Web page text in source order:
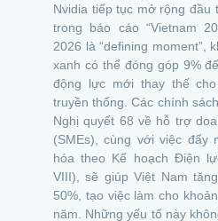
Nvidia tiếp tục mở rộng đầu
trong báo cáo “Vietnam
2026 là “defining moment”,
xanh có thể đóng góp 9%
động lực mới thay thế
truyền thống. Các chính
Nghị quyết 68 về hỗ trợ
(SMEs), cùng với việc đẩy
hóa theo Kế hoạch Điện
VIII), sẽ giúp Việt Nam
50%, tạo việc làm cho
năm. Những yếu tố này